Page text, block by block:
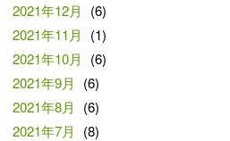
2021年12月
(6)
2021年11月
(1)
2021年10月
(6)
2021年9月
(6)
2021年8月
(6)
2021年7月
(8)